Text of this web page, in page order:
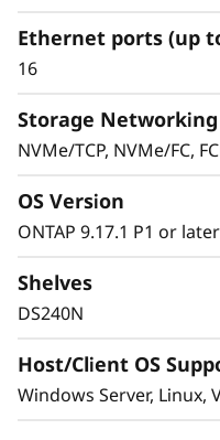
простым, а не
наличие
высокую
СХД ThinkSystem
упрощенное и
и оптимизируйте
ваших рабочих
Ethernet ports (up
16
Storage
NVMe/TCP, NVMe/FC,
OS Version
ONTAP 9.17.1 P1 or later
Shelves
DS240N
Host/Client OS
Windows Server, Linux,